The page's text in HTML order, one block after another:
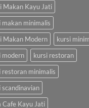
Makan Kayu Jati
makan minimalis
Makan Modern
kursi
modern
kursi restoran
restoran minimalis
scandinavian
Cafe Kayu Jati